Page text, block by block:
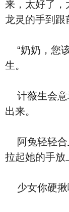
来，太好了
龙灵的手到跟
“奶奶，您
生。
计薇生会意
出来。
阿兔轻轻合
拉起她的手放
少女你硬揪